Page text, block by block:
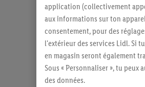
application (collectivement
aux informations sur ton
consentement, pour des
l'extérieur des services Lidl. Si
en magasin seront également
Sous « Personnaliser », tu
des données.